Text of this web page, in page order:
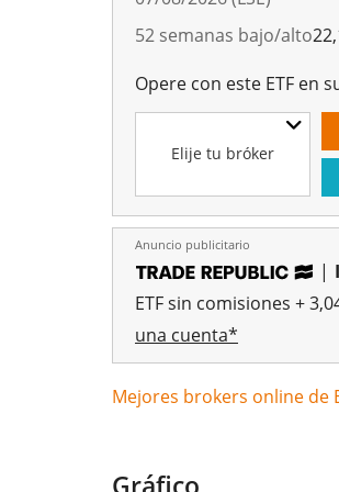
52 semanas bajo/alto
Opere con este ETF en
Elije tu bróker
Anuncio publicitario
|
ETF sin comisiones +
una cuenta*
Mejores brokers online de